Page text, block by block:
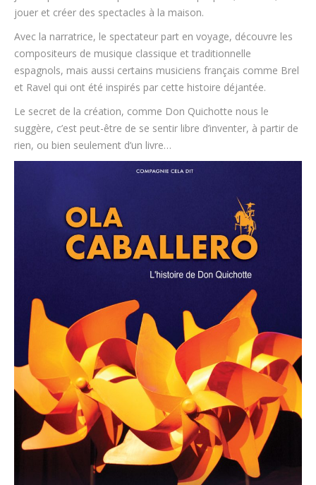
jouer et créer des spectacles à la maison.
Avec la narratrice, le spectateur part en voyage, découvre les
compositeurs de musique classique et traditionnelle
espagnols, mais aussi certains musiciens français comme Brel
et Ravel qui ont été inspirés par cette histoire déjantée.
Le secret de la création, comme Don Quichotte nous le
suggère, c’est peut-être de se sentir libre d’inventer, à partir de
rien, ou bien seulement d’un livre…